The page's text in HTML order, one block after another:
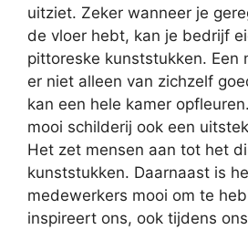
uitziet. Zeker wanneer je
de vloer hebt, kan je bedrijf
pittoreske kunststukken. Een
er niet alleen van zichzelf
kan een hele kamer
mooi schilderij ook een
Het zet mensen aan tot het
kunststukken. Daarnaast is
medewerkers mooi om te
inspireert ons, ook tijdens